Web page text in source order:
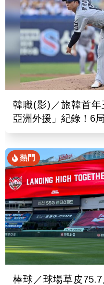
韓職(影)／旅韓首
亞洲外援」紀錄！6
熱門
棒球／球場草皮